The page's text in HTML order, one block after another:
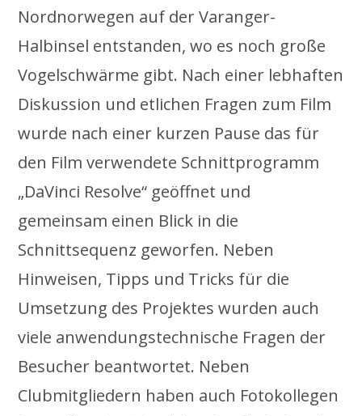
Nordnorwegen auf der Varanger-
Halbinsel entstanden, wo es noch große
Vogelschwärme gibt. Nach einer lebhaften
Diskussion und etlichen Fragen zum Film
wurde nach einer kurzen Pause das für
den Film verwendete Schnittprogramm
„DaVinci Resolve“ geöffnet und
gemeinsam einen Blick in die
Schnittsequenz geworfen. Neben
Hinweisen, Tipps und Tricks für die
Umsetzung des Projektes wurden auch
viele anwendungstechnische Fragen der
Besucher beantwortet. Neben
Clubmitgliedern haben auch Fotokollegen